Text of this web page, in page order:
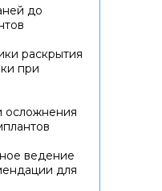
до
раскрытия
при
осложнения
ведение
для